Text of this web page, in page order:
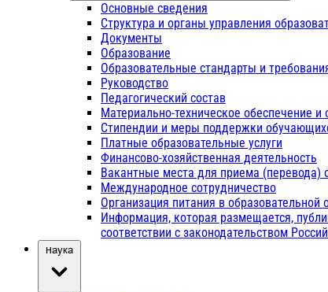
Основные сведения
Структура и органы управления
Документы
Образование
Образовательные стандарты и
Руководство
Педагогический состав
Материально-техническое обеспечение
Стипендии и меры поддержки
Платные образовательные услуги
Финансово-хозяйственная деятельность
Вакантные места для приема (перевода)
Международное сотрудничество
Организация питания в образовательной
Информация, которая размещается,
соответствии с законодательством
Наука